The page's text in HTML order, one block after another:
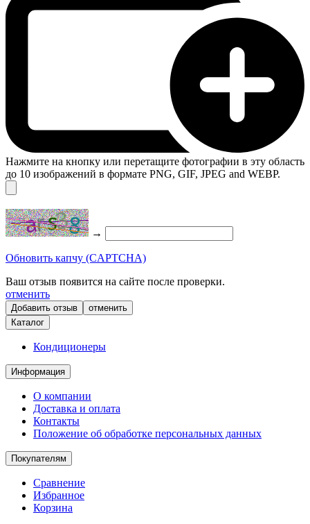
Нажмите на кнопку или перетащите фотографии в эту область
до 10 изображений в формате PNG, GIF, JPEG and WEBP.
→
Обновить капчу (CAPTCHA)
Ваш отзыв появится на сайте после проверки.
отменить
отменить
Каталог
Кондиционеры
Информация
О компании
Доставка и оплата
Контакты
Положение об обработке персональных данных
Покупателям
Сравнение
Избранное
Корзина